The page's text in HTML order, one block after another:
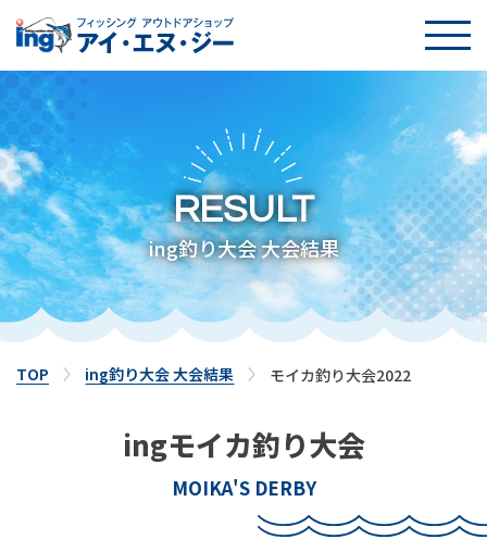
SNS
NEWS
イベント
店舗案内
遊漁船紹介
ing釣り大会 大会結果
RESULT
TOP ing釣り大会 大会結果 モイカ釣り大会2022
ingモイカ釣り大会
MOIKA'S DERBY